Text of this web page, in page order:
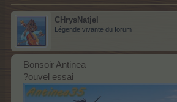
CHrysNatjel
Légende vivante du forum
Bonsoir Antinea
?ouvel essai